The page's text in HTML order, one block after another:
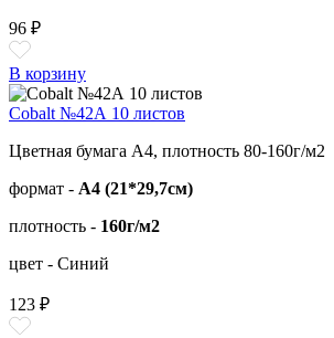
96 ₽
В корзину
Cobalt №42А 10 листов
Цветная бумага А4, плотность 80-160г/м2
формат - А4 (21*29,7см)
плотность - 160г/м2
цвет - Синий
123 ₽